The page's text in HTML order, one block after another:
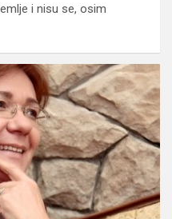
i nisu se, osim